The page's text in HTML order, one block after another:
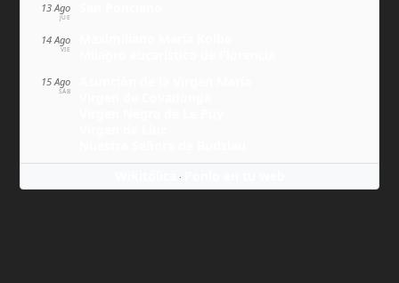
13 Ago
JUE
14 Ago
VIE
15 Ago
SÁB
·